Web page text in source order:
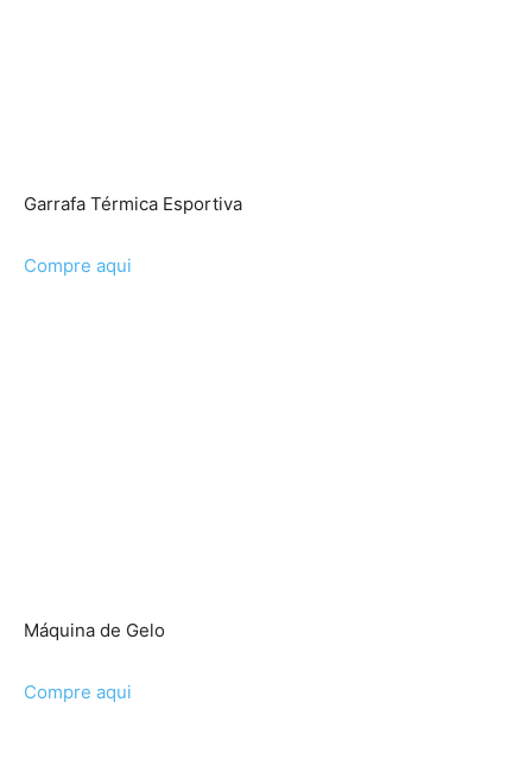
Garrafa Térmica Esportiva
Compre aqui
Máquina de Gelo
Compre aqui